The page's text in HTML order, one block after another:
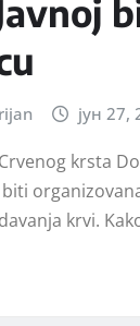
јун 27,
krsta
krvi.